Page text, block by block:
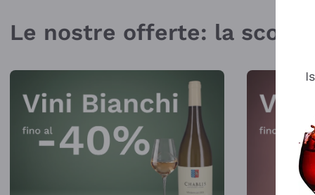
Callmewine: Vendita
Le nostre offerte: la